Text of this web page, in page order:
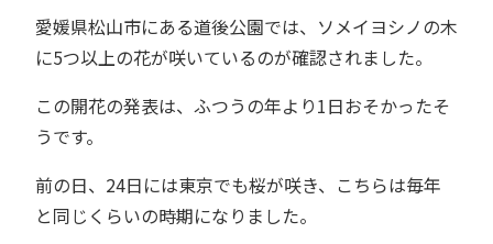
愛媛県松山市にある道後公園では、ソメイヨシノの木
に5つ以上の花が咲いているのが確認されました。
この開花の発表は、ふつうの年より1日おそかったそ
うです。
前の日、24日には東京でも桜が咲き、こちらは毎年
と同じくらいの時期になりました。